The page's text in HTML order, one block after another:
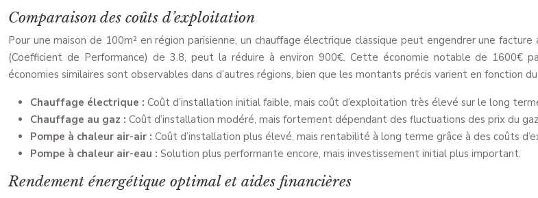
Comparaison des coûts d’exploitation
Pour une maison de 100m² en région parisienne, un chauffage électrique classique peut engendrer une
(Coefficient de Performance) de 3.8, peut la réduire à environ 900€. Cette économie notable de 1600€
économies similaires sont observables dans d’autres régions, bien que les montants précis varient en fonction
Chauffage électrique : Coût d’installation initial faible, mais coût d’exploitation très élevé sur le long
Chauffage au gaz : Coût d’installation modéré, mais fortement dépendant des fluctuations des prix du
Pompe à chaleur air-air : Coût d’installation plus élevé, mais rentabilité à long terme grâce à des coûts
Pompe à chaleur air-eau : Solution plus performante encore, mais investissement initial plus important.
Rendement énergétique optimal et aides financières